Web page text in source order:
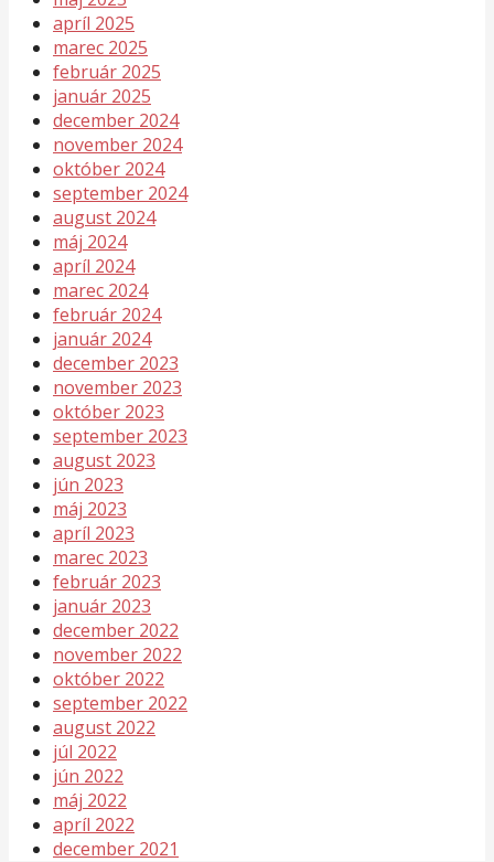
apríl 2025
marec 2025
február 2025
január 2025
december 2024
november 2024
október 2024
september 2024
august 2024
máj 2024
apríl 2024
marec 2024
február 2024
január 2024
december 2023
november 2023
október 2023
september 2023
august 2023
jún 2023
máj 2023
apríl 2023
marec 2023
február 2023
január 2023
december 2022
november 2022
október 2022
september 2022
august 2022
júl 2022
jún 2022
máj 2022
apríl 2022
december 2021